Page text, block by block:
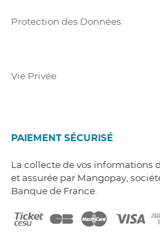
Protection des Données
Vie Privée
PAIEMENT SÉCURISÉ
La collecte de vos informations
et assurée par Mangopay,
Banque de France.